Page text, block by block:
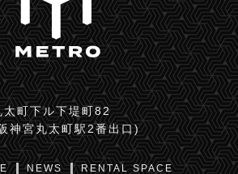
太町下ル下堤町82
神宮丸太町駅2番出口)
NEWS
RENTAL SPACE